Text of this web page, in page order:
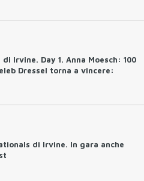
Irvine. Day 1. Anna Moesch: 100
Dressel torna a vincere:
di Irvine. In gara anche